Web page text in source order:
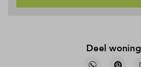
Deel woning